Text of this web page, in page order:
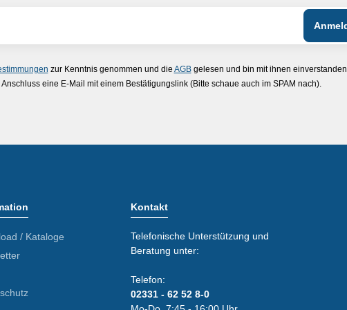
zur Kenntnis genommen und die AGBgelesen und bin mit ihnen einverstanden.
Anschluss eine E-Mail mit einem Bestätigungslink (Bitte schaue auch im SPAM nach).
/ Kataloge
Kontakt
Telefonische Unterstützung und
Beratung unter:
Telefon:
02331 - 62 52 8-0